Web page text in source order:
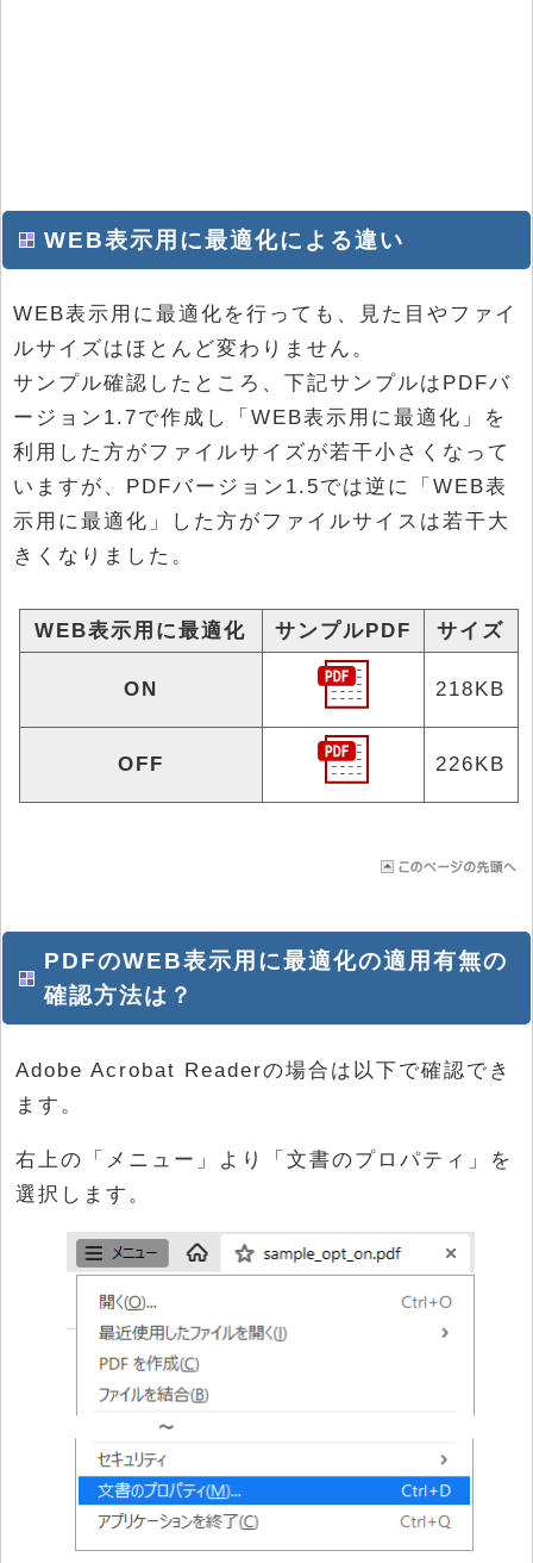
WEB表示用に最適化による違い
WEB表示用に最適化を行っても、見た目やファイ
ルサイズはほとんど変わりません。
サンプル確認したところ、下記サンプルはPDFバ
ージョン1.7で作成し「WEB表示用に最適化」を
利用した方がファイルサイズが若干小さくなって
いますが、PDFバージョン1.5では逆に「WEB表
示用に最適化」した方がファイルサイスは若干大
きくなりました。
WEB表示用に最適化 サンプルPDF サイズ
ON 218KB
OFF 226KB
PDFのWEB表示用に最適化の適用有無の
確認方法は？
Adobe Acrobat Readerの場合は以下で確認でき
ます。
右上の「メニュー」より「文書のプロパティ」を
選択します。